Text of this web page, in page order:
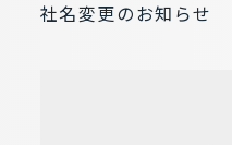
社名変更のお知らせ